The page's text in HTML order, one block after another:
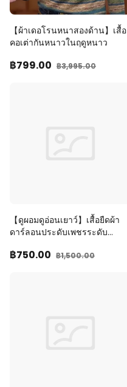
【ผ้าเดอโรนหนาสองด้าน】เสื้อ
คอเต่ากันหนาวในฤดูหนาว
฿799.00 ฿3,995.00
【ดูผอมดูอ่อนเยาว์】เสื้อยืดผ้า
ดาร์ลอนประดับเพชรระดับ
฿750.00 ฿1,500.00